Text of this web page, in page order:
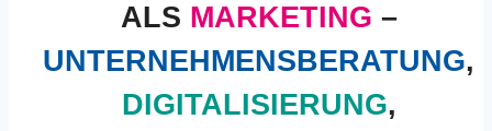
ALS MARKETING –
UNTERNEHMENSBERATUNG,
DIGITALISIERUNG,